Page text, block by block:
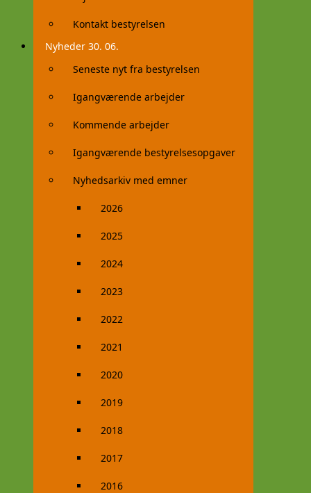
Kontakt bestyrelsen
Nyheder 30. 06.
Seneste nyt fra bestyrelsen
Igangværende arbejder
Kommende arbejder
Igangværende bestyrelsesopgaver
Nyhedsarkiv med emner
2026
2025
2024
2023
2022
2021
2020
2019
2018
2017
2016